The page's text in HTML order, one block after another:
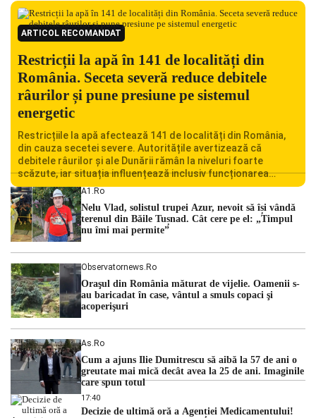
ARTICOL RECOMANDAT
Restricții la apă în 141 de localități din
România. Seceta severă reduce debitele
râurilor și pune presiune pe sistemul
energetic
Restricțiile la apă afectează 141 de localități din România,
din cauza secetei severe. Autoritățile avertizează că
debitele râurilor și ale Dunării rămân la niveluri foarte
scăzute, iar situația influențează inclusiv funcționarea
Centralei Nucleare de la Cernavodă. România se confruntă
cu una dintre cele mai dificile perioade din punct de vedere
hidrologic din ultimii ani. Lipsa […]
A1.ro
Nelu Vlad, solistul trupei Azur, nevoit să își vândă
terenul din Băile Tușnad. Cât cere pe el: „Timpul
nu îmi mai permite”
Observatornews.ro
Oraşul din România măturat de vijelie. Oamenii s-
au baricadat în case, vântul a smuls copaci şi
acoperişuri
As.ro
Cum a ajuns Ilie Dumitrescu să aibă la 57 de ani o
greutate mai mică decât avea la 25 de ani. Imaginile
care spun totul
17:40
Decizie de ultimă oră a Agenției Medicamentului!